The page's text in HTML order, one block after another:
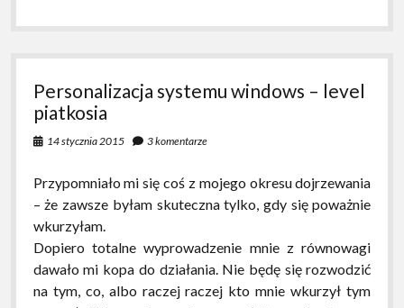
czyli
warto
automatom
na
ręce.
Personalizacja systemu windows – level
piatkosia
14 stycznia 2015 3 komentarze
Przypomniało mi się coś z mojego okresu dojrzewania
– że zawsze byłam skuteczna tylko, gdy się poważnie
wkurzyłam.
Dopiero totalne wyprowadzenie mnie z równowagi
dawało mi kopa do działania. Nie będę się rozwodzić
na tym, co, albo raczej raczej kto mnie wkurzył tym